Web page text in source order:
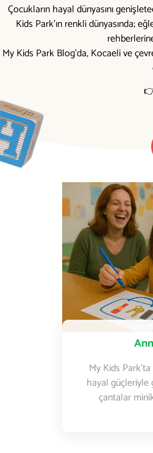
Çocukların hayal dünyasını
Kids Park’ın renkli dünyasında;
My Kids Park Blog’da, Kocaeli ve
My Kids
hayal güçleriyle
çantalar